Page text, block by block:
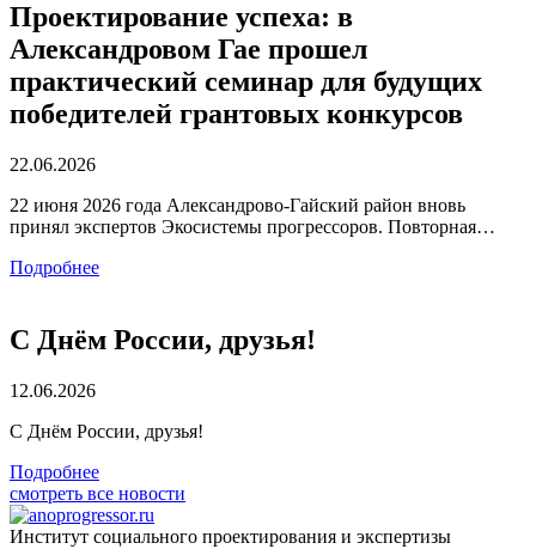
Проектирование успеха: в
Александровом Гае прошел
практический семинар для будущих
победителей грантовых конкурсов
22.06.2026
22 июня 2026 года Александрово-Гайский район вновь
принял экспертов Экосистемы прогрессоров. Повторная…
Подробнее
С Днём России, друзья!
12.06.2026
С Днём России, друзья!
Подробнее
смотреть все новости
Институт социального проектирования и экспертизы